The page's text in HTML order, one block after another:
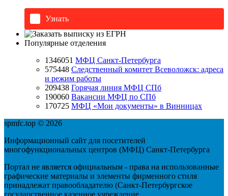
Узнать
Популярные отделения
1346051 МФЦ Санкт-Петербурга
575448 Следственный комитет Всеволожск: адреса
и режим работы
209438 Горячая линия МФЦ СПб
190060 Вакансии МФЦ по СПб
170725 МФЦ «Мои документы» в Винницах
spmfc.top © 2026
Информационный сайт для посетителей
многофункциональных центров (МФЦ) Санкт-Петербурга
Портал не является официальным - права на использованные
графические материалы и элементы фирменного стиля
принадлежат правообладателю (Санкт-Петербургское
государственное казенное учреждение